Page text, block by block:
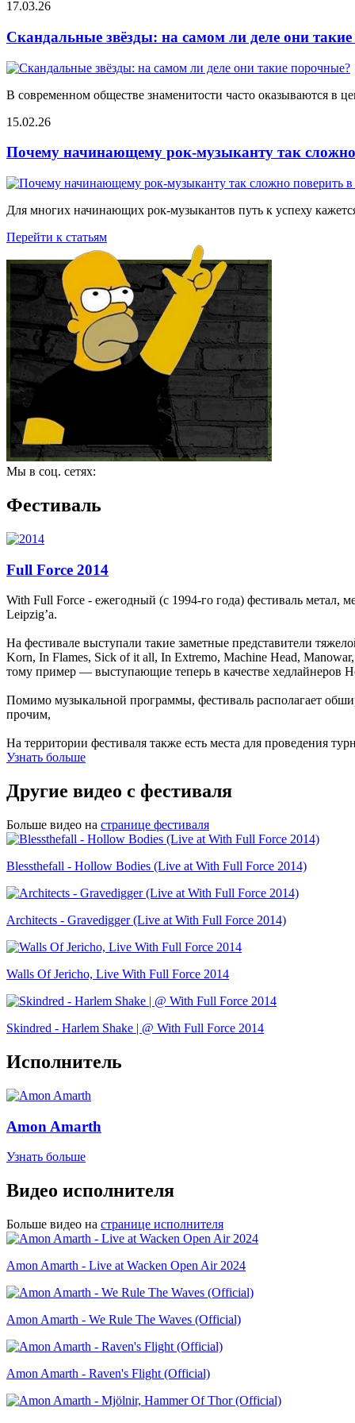
17.03.26
Скандальные звёзды: на самом ли деле они
В современном обществе знаменитости часто оказываются в
15.02.26
Почему начинающему рок-музыканту так сложно
Для многих начинающих рок-музыкантов путь к успеху
Перейти к статьям
Мы в соц. сетях:
Фестиваль
Full Force 2014
With Full Force - ежегодный (с 1994-го года) фестиваль метал,
Leipzig’а.
На фестивале выступали такие заметные представители
Korn, In Flames, Sick of it all, In Extremo, Machine Head,
тому пример — выступающие теперь в качестве хедлайнеров
Помимо музыкальной программы, фестиваль располагает
прочим,
На территории фестиваля также есть места для проведения
Узнать больше
Другие видео с фестиваля
Больше видео на странице фестиваля
Blessthefall - Hollow Bodies (Live at With Full Force 2014)
Architects - Gravedigger (Live at With Full Force 2014)
Walls Of Jericho, Live With Full Force 2014
Skindred - Harlem Shake | @ With Full Force 2014
Исполнитель
Amon Amarth
Узнать больше
Видео исполнителя
Больше видео на странице исполнителя
Amon Amarth - Live at Wacken Open Air 2024
Amon Amarth - We Rule The Waves (Official)
Amon Amarth - Raven's Flight (Official)